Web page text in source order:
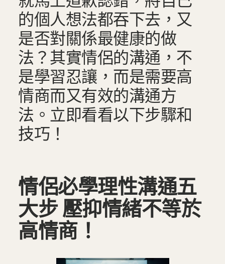
的個人想法都吞下去，又
是否對關係最健康的做
法？其實情侶的溝通，不
是學習忍讓，而是需要高
情商而又有效的溝通方
法。立即看看以下步驟和
技巧！
情侶必學理性溝通五
大步 壓抑情緒不等於
高情商！